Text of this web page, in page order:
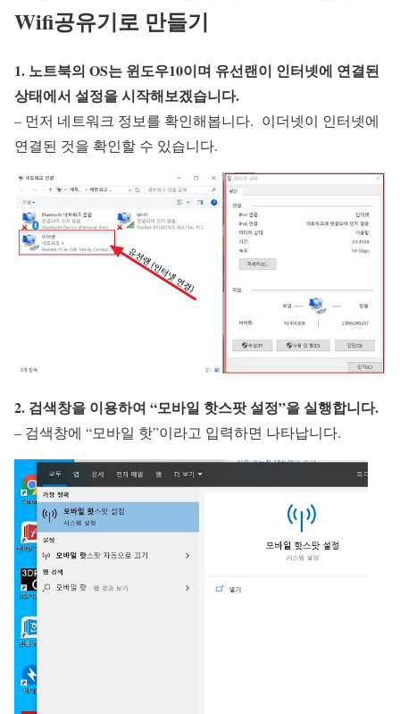
Wifi공유기로 만들기
1. 노트북의 OS는 윈도우10이며 유선랜이 인터넷에 연결된
상태에서 설정을 시작해보겠습니다.
– 먼저 네트워크 정보를 확인해봅니다. 이더넷이 인터넷에
연결된 것을 확인할 수 있습니다.
2. 검색창을 이용하여 “모바일 핫스팟 설정”을 실행합니다.
– 검색창에 “모바일 핫”이라고 입력하면 나타납니다.